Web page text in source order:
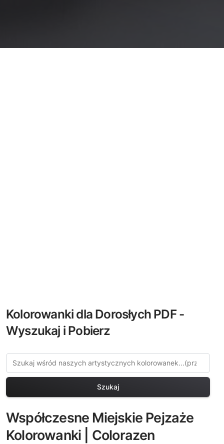
Kolorowanki dla Dorosłych PDF -
Wyszukaj i Pobierz
Szukaj
Współczesne Miejskie Pejzaże
Kolorowanki | Colorazen